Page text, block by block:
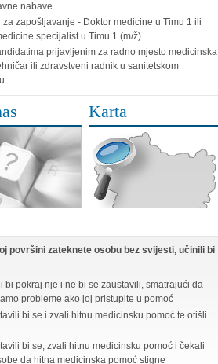
nabave
za zapošljavanje - Doktor medicine u Timu 1 ili
specijalist u Timu 1 (m/ž)
prijavljenim za radno mjesto medicinska
ili zdravstveni radnik u sanitetskom
Karta
površini zateknete osobu bez svijesti, učinili bi
bi pokraj nje i ne bi se zaustavili, smatrajući da
probleme ako joj pristupite u pomoć
bi se i zvali hitnu medicinsku pomoć te otišli
bi se, zvali hitnu medicinsku pomoć i čekali
da hitna medicinska pomoć stigne